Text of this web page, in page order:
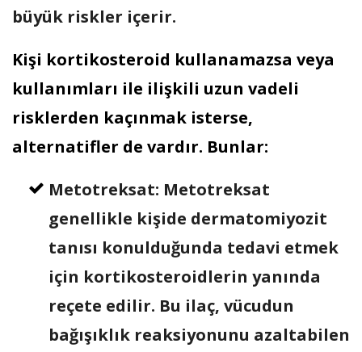
büyük riskler içerir.
Kişi kortikosteroid kullanamazsa veya
kullanımları ile ilişkili uzun vadeli
risklerden kaçınmak isterse,
alternatifler de vardır. Bunlar:
Metotreksat: Metotreksat
genellikle kişide dermatomiyozit
tanısı konulduğunda tedavi etmek
için kortikosteroidlerin yanında
reçete edilir. Bu ilaç, vücudun
bağışıklık reaksiyonunu azaltabilen